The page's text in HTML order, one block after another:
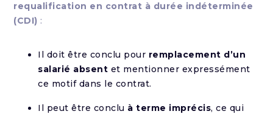
requalification en contrat à durée indéterminée
(CDI) :
Il doit être conclu pour remplacement d’un
salarié absent et mentionner expressément
ce motif dans le contrat.
Il peut être conclu à terme imprécis, ce qui